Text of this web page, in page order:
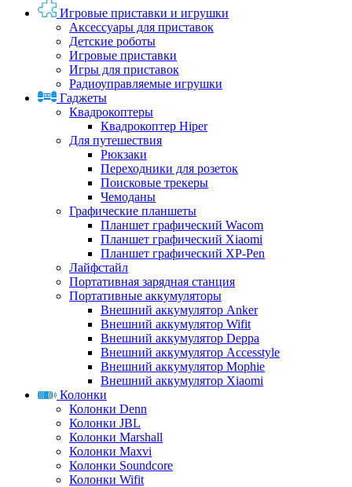
Игровые приставки и игрушки
Аксессуары для приставок
Детские роботы
Игровые приставки
Игры для приставок
Радиоуправляемые игрушки
Гаджеты
Квадрокоптеры
Квадрокоптер Hiper
Для путешествия
Рюкзаки
Переходники для розеток
Поисковые трекеры
Чемоданы
Графические планшеты
Планшет графический Wacom
Планшет графический Xiaomi
Планшет графический XP-Pen
Лайфстайл
Портативная зарядная станция
Портативные аккумуляторы
Внешний аккумулятор Anker
Внешний аккумулятор Wifit
Внешний аккумулятор Deppa
Внешний аккумулятор Accesstyle
Внешний аккумулятор Mophie
Внешний аккумулятор Xiaomi
Колонки
Колонки Denn
Колонки JBL
Колонки Marshall
Колонки Maxvi
Колонки Soundcore
Колонки Wifit